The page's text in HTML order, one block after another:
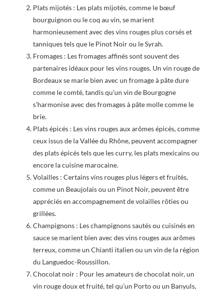
Plats mijotés : Les plats mijotés, comme le bœuf
bourguignon ou le coq au vin, se marient
harmonieusement avec des vins rouges plus corsés et
tanniques tels que le Pinot Noir ou le Syrah.
Fromages : Les fromages affinés sont souvent des
partenaires idéaux pour les vins rouges. Un vin rouge de
Bordeaux se marie bien avec un fromage à pâte dure
comme le comté, tandis qu’un vin de Bourgogne
s’harmonise avec des fromages à pâte molle comme le
brie.
Plats épicés : Les vins rouges aux arômes épicés, comme
ceux issus de la Vallée du Rhône, peuvent accompagner
des plats épicés tels que les curry, les plats mexicains ou
encore la cuisine marocaine.
Volailles : Certains vins rouges plus légers et fruités,
comme un Beaujolais ou un Pinot Noir, peuvent être
appréciés en accompagnement de volailles rôties ou
grillées.
Champignons : Les champignons sautés ou cuisinés en
sauce se marient bien avec des vins rouges aux arômes
terreux, comme un Chianti italien ou un vin de la région
du Languedoc-Roussillon.
Chocolat noir : Pour les amateurs de chocolat noir, un
vin rouge doux et fruité, tel qu’un Porto ou un Banyuls,